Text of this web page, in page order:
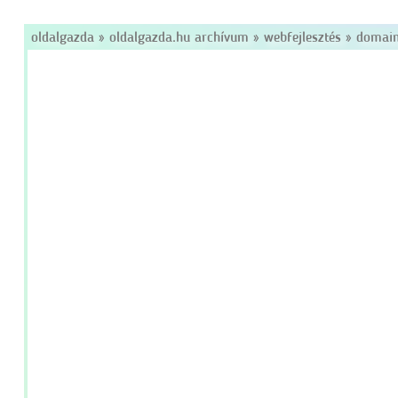
oldalgazda » oldalgazda.hu archívum » webfejlesztés »